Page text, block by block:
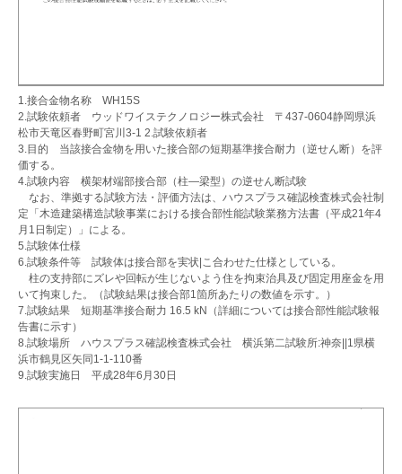
1.接合金物名称 WH15S
2.試験依頼者 ウッドワイステクノロジー株式会社 〒437-0604静岡県浜
松市天竜区春野町宮川3-1 2.試験依頼者
3.目的 当該接合金物を用いた接合部の短期基準接合耐力（逆せん断）を評
価する。
4.試験内容 横架材端部接合部（柱―梁型）の逆せん断試験
なお、準拠する試験方法・評価方法は、ハウスプラス確認検査株式会社制
定「木造建築構造試験事業における接合部性能試験業務方法書（平成21年4
月1日制定）」による。
5.試験体仕様
6.試験条件等 試験体は接合部を実状|こ合わせた仕様としている。
柱の支持部にズレや回転が生じないよう住を拘束治具及び固定用座金を用
いて拘束した。（試験結果は接合部1箇所あたりの数値を示す。）
7.試験結果 短期基準接合耐力 16.5 kN（詳細については接合部性能試験報
告書に示す）
8.試験場所 ハウスプラス確認検査株式会社 横浜第二試験所:神奈||1県横
浜市鶴見区矢同1-1-110番
9.試験実施日 平成28年6月30日